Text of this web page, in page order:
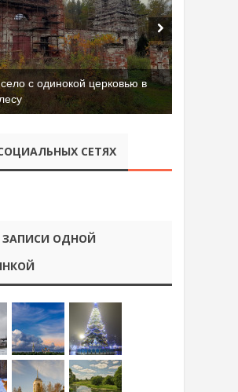
с одинокой церковью в
СЕТЯХ
ОДНОЙ